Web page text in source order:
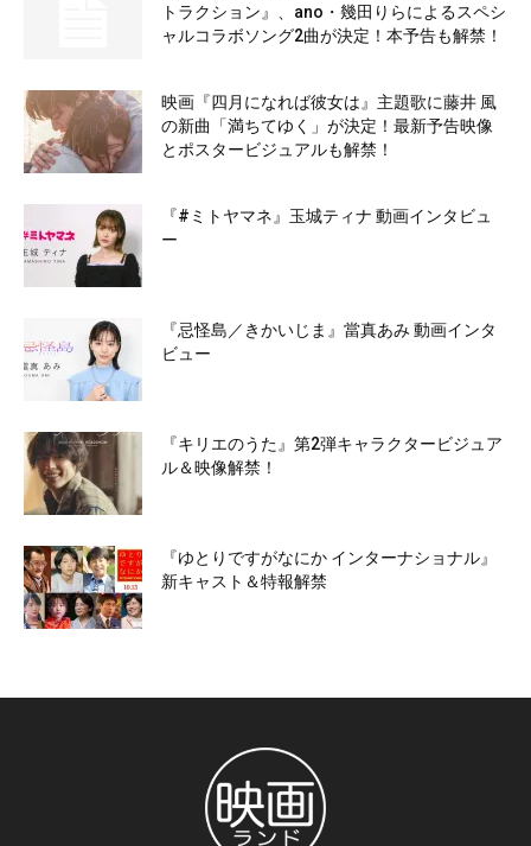
トラクション』、ano・幾田りらによるスペシ
ャルコラボソング2曲が決定！本予告も解禁！
映画『四月になれば彼女は』主題歌に藤井 風
の新曲「満ちてゆく」が決定！最新予告映像
とポスタービジュアルも解禁！
『#ミトヤマネ』玉城ティナ 動画インタビュ
ー
『忌怪島／きかいじま』當真あみ 動画インタ
ビュー
『キリエのうた』第2弾キャラクタービジュア
ル＆映像解禁！
『ゆとりですがなにか インターナショナル』
新キャスト＆特報解禁